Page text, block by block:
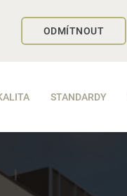
ODMÍTNOUT
STANDARDY